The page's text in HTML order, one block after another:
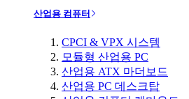
산업용 컴퓨터
CPCI & VPX 시스템
모듈형 산업용 PC
산업용 ATX 마더보드
산업용 PC 데스크탑